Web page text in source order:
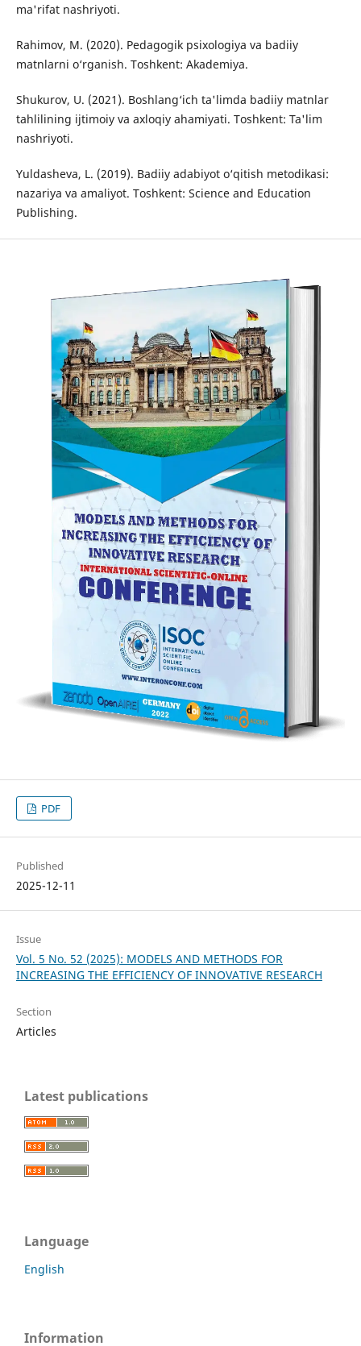
ma'rifat nashriyoti.
Rahimov, M. (2020). Pedagogik psixologiya va badiiy
matnlarni o‘rganish. Toshkent: Akademiya.
Shukurov, U. (2021). Boshlang‘ich ta'limda badiiy matnlar
tahlilining ijtimoiy va axloqiy ahamiyati. Toshkent: Ta'lim
nashriyoti.
Yuldasheva, L. (2019). Badiiy adabiyot o‘qitish metodikasi:
nazariya va amaliyot. Toshkent: Science and Education
Publishing.
PDF
Published
2025-12-11
Issue
Vol. 5 No. 52 (2025): MODELS AND METHODS FOR
INCREASING THE EFFICIENCY OF INNOVATIVE RESEARCH
Section
Articles
Latest publications
Language
English
Information